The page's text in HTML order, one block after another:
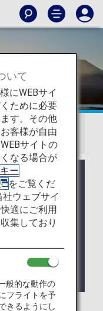
本国内線運賃がリ
ニーズに合わせた
ます。
する運賃一覧はこ
終了いたしまし
いて
にWEBサイ
ために必要
す。その他
客様が自由
サイトの
なる場合が
ー
をご覧くだ
ウェブサイ
適にご利用
集しており
般的な動作の
フライトを予
きるようにし